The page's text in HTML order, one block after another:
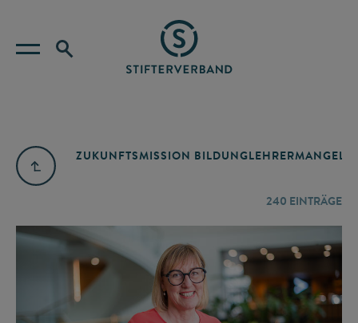
ZUKUNFTSMISSION BILDUNGLEHRERMANGEL
240 EINTRÄGE